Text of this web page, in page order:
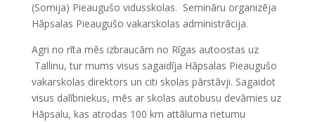
(Somija) Pieaugušo vidusskolas. Semināru organizēja
Hāpsalas Pieaugušo vakarskolas administrācija.
Agri no rīta mēs izbraucām no Rīgas autoostas uz
Tallinu, tur mums visus sagaidīja Hāpsalas Pieaugušo
vakarskolas direktors un citi skolas pārstāvji. Sagaidot
visus dalībniekus, mēs ar skolas autobusu devāmies uz
Hāpsalu, kas atrodas 100 km attāluma rietumu